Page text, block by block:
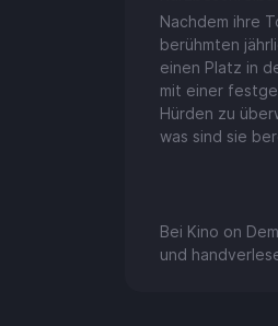
Nachdem ihre
berühmten
einen Platz in
mit einer
Hürden zu
was sind sie
Bei Kino on
und